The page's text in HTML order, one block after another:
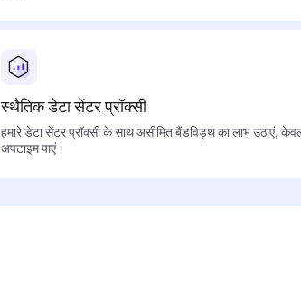
स्थैतिक डेटा सेंटर प्रॉक्सी
हमारे डेटा सेंटर प्रॉक्सी के साथ असीमित बैंडविड्थ का लाभ उठाएं,
अपटाइम पाएं।